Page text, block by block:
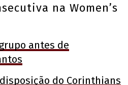
na Women’s
antes de
do Corinthians